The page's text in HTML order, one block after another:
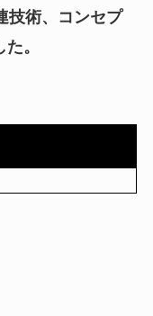
技術、コンセプ
。